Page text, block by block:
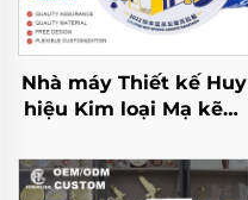
Nhà máy Thiết kế Huy
hiệu Kim loại Mạ kẽm
Dành cho Giải thưởng
Hoàn thành Cuộc thi